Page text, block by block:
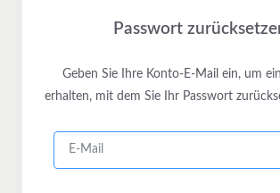
Passwort
Geben Sie Ihre Konto-E-Mail ein, um
erhalten, mit dem Sie Ihr Passwort